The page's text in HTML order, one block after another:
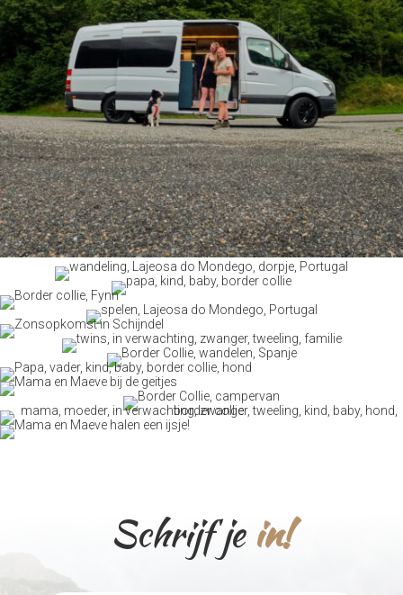
Schrijf je in!